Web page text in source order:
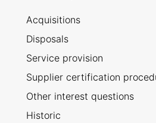
Acquisitions
Disposals
Service provision
Supplier certification
Other interest questions
Historic